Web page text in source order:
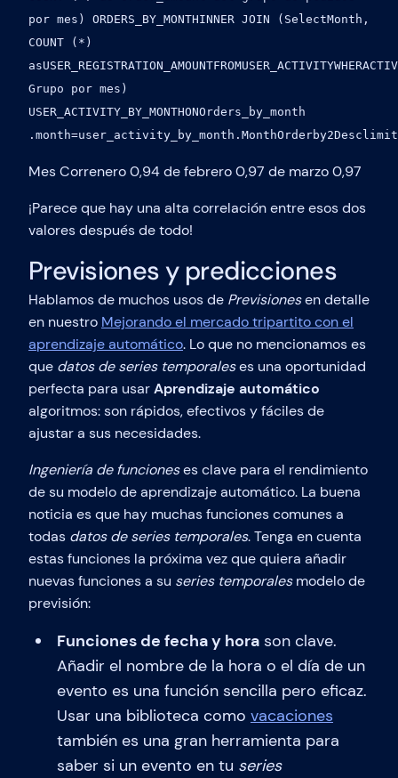
por mes) ORDERS_BY_MONTHINNER JOIN (SelectMonth,
COUNT (*)
Grupo por mes)
USER_ACTIVITY_BY_MONTHONOrders_by_month
Mes Correnero 0,94 de febrero 0,97 de marzo 0,97
¡Parece que hay una alta correlación entre esos dos
valores después de todo!
Previsiones y predicciones
Hablamos de muchos usos de Previsionesen detalle
en nuestro Mejorando el mercado tripartito con el
aprendizaje automático. Lo que no mencionamos es
que datos de series temporaleses una oportunidad
perfecta para usarAprendizaje automático
algoritmos: son rápidos, efectivos y fáciles de
ajustar a sus necesidades.
Ingeniería de funcioneses clave para el rendimiento
de su modelo de aprendizaje automático. La buena
noticia es que hay muchas funciones comunes a
todas datos de series temporales. Tenga en cuenta
estas funciones la próxima vez que quiera añadir
nuevas funciones a su series temporalesmodelo de
previsión:
Funciones de fecha y horason clave.
Añadir el nombre de la hora o el día de un
evento es una función sencilla pero eficaz.
Usar una biblioteca como vacaciones
también es una gran herramienta para
saber si un evento en tu series